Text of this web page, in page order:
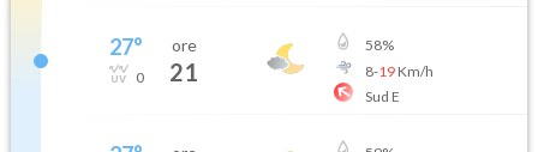
27°
0
ore
21
58%
8-19Km/h
Sud E